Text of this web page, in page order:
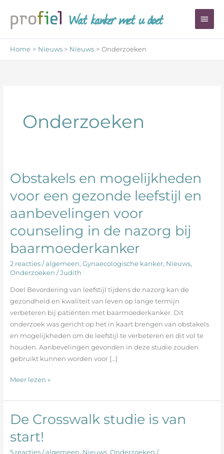
naar
inhoud
Wat kanker met u doet
Home Nieuws Nieuws Onderzoeken
Onderzoeken
Obstakels en mogelijkheden
voor een gezonde leefstijl en
aanbevelingen voor
counseling in de nazorg bij
baarmoederkanker
2 reacties /algemeen, Gynaecologische kanker, Nieuws,
Onderzoeken /Judith
Doel Bevordering van leefstijl tijdens de nazorg kan de
gezondheid en kwaliteit van leven op lange termijn
verbeteren bij patiënten met baarmoederkanker. Dit
onderzoek was gericht op het in kaart brengen van obstakels
en mogelijkheden om de leefstijl te verbeteren en dit vol te
houden. Aanbevelingen gevonden in deze studie zouden
gebruikt kunnen worden voor […]
Obstakels
mogelijkheden
voor
gezonde
leefstijl
en
aanbevelingen
counseling
in
de
nazorg
bij
baarmoederkanker
Meer lezen »
De Crosswalk studie is van
start!
5 reacties /algemeen, Nieuws, Onderzoeken /
De
Crosswalk
studie
is